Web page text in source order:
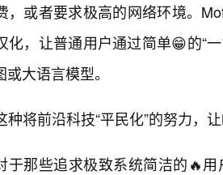
，或者要求极高的网络环境。
化，让普通用户通过简单😁的“
或大语言模型。
种将前沿科技“平民化”的努力，
于那些追求极致系统简洁的🔥